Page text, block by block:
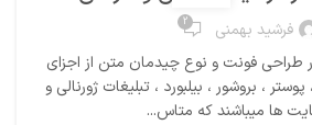
فرشید بهمنی 2
فونت و نوع چیدمان متن از اجزای
، بروشور ، بیلبورد ، تبلیغات ژورنالی و
ها میباشند که متاس...